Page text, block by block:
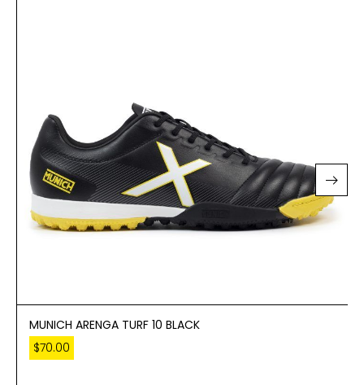
MUNICH ARENGA TURF 10 BLACK
$70.00